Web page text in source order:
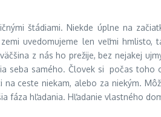
štádiami. Niekde úplne na
uvedomujeme len veľmi hmlisto,
z nás ho prežije, bez nejakej
seba samého. Človek si počas
na ceste niekam, alebo za niekým.
fáza hľadania. Hľadanie vlastného